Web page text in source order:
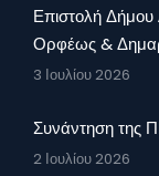
Επιστολή
Ορφέως &
3 Ιουλίου 2026
Συνάντηση της
2 Ιουλίου 2026